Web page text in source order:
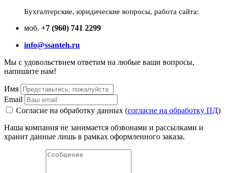
10433 Honeywell, VBG2-32-16 Клапан двухходовой
регулирующий шаровой, PN25, DN32, G1 1/2, Kvs 16
Под заказ
Цена: 31 563р.
Бухгалтерские, юридические вопросы, работа сайта:
моб. +7 (960) 741 2299
info@ssanteh.ru
Мы с удовольствием ответим на любые ваши вопросы,
напишите нам!
Имя
Email
Согласие на обработку данных (согласие на обработку ПД)
Наша компания не занимается обзвонами и рассылками и
хранит данные лишь в рамках оформленного заказа.